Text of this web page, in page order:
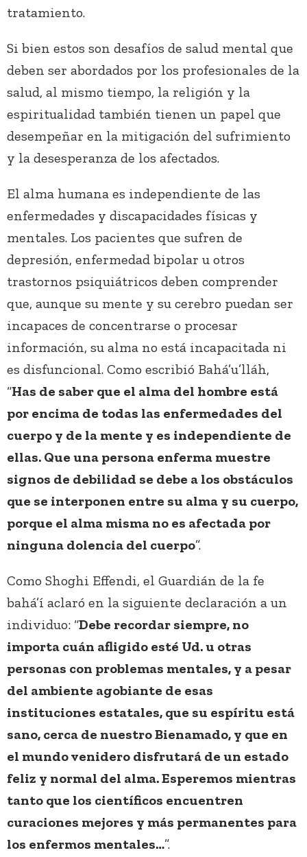
tratamiento.
Si bien estos son desafíos de salud mental que
deben ser abordados por los profesionales de la
salud, al mismo tiempo, la religión y la
espiritualidad también tienen un papel que
desempeñar en la mitigación del sufrimiento
y la desesperanza de los afectados.
El alma humana es independiente de las
enfermedades y discapacidades físicas y
mentales. Los pacientes que sufren de
depresión, enfermedad bipolar u otros
trastornos psiquiátricos deben comprender
que, aunque su mente y su cerebro puedan ser
incapaces de concentrarse o procesar
información, su alma no está incapacitada ni
es disfuncional. Como escribió Bahá’u’lláh,
“Has de saber que el alma del hombre está
por encima de todas las enfermedades del
cuerpo y de la mente y es independiente de
ellas. Que una persona enferma muestre
signos de debilidad se debe a los obstáculos
que se interponen entre su alma y su cuerpo,
porque el alma misma no es afectada por
ninguna dolencia del cuerpo”.
Como Shoghi Effendi, el Guardián de la fe
bahá’í aclaró en la siguiente declaración a un
individuo: “Debe recordar siempre, no
importa cuán afligido esté Ud. u otras
personas con problemas mentales, y a pesar
del ambiente agobiante de esas
instituciones estatales, que su espíritu está
sano, cerca de nuestro Bienamado, y que en
el mundo venidero disfrutará de un estado
feliz y normal del alma. Esperemos mientras
tanto que los científicos encuentren
curaciones mejores y más permanentes para
los enfermos mentales…”.